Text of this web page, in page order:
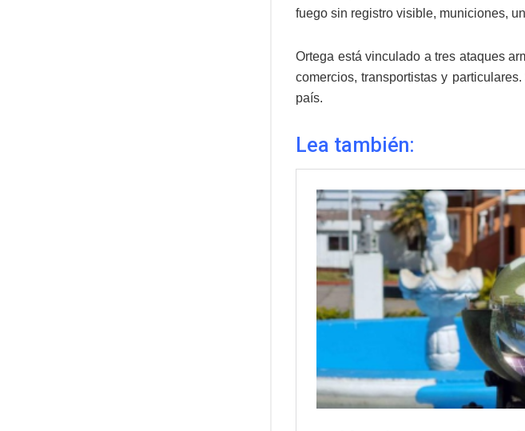
fuego sin registro visible, municiones,
Ortega está vinculado a tres ataques
comercios, transportistas y
país.
Lea también: